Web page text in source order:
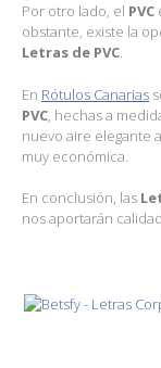
Por otro lado, el PVC
obstante, existe la
Letras de PVC.
En Rótulos Canarias
PVC, hechas a
nuevo aire elegante
muy económica.
En conclusión, las
nos aportarán